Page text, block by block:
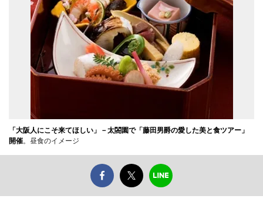
「大阪人にこそ来てほしい」－太閤園で「藤田男爵の愛した美と食ツアー」
開催。昼食のイメージ